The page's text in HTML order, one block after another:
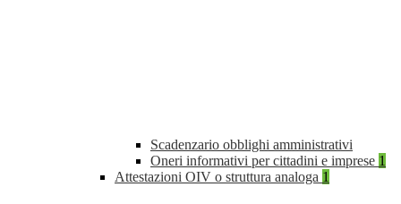
Scadenzario obblighi amministrativi
Oneri informativi per cittadini e imprese 1
Attestazioni OIV o struttura analoga 1